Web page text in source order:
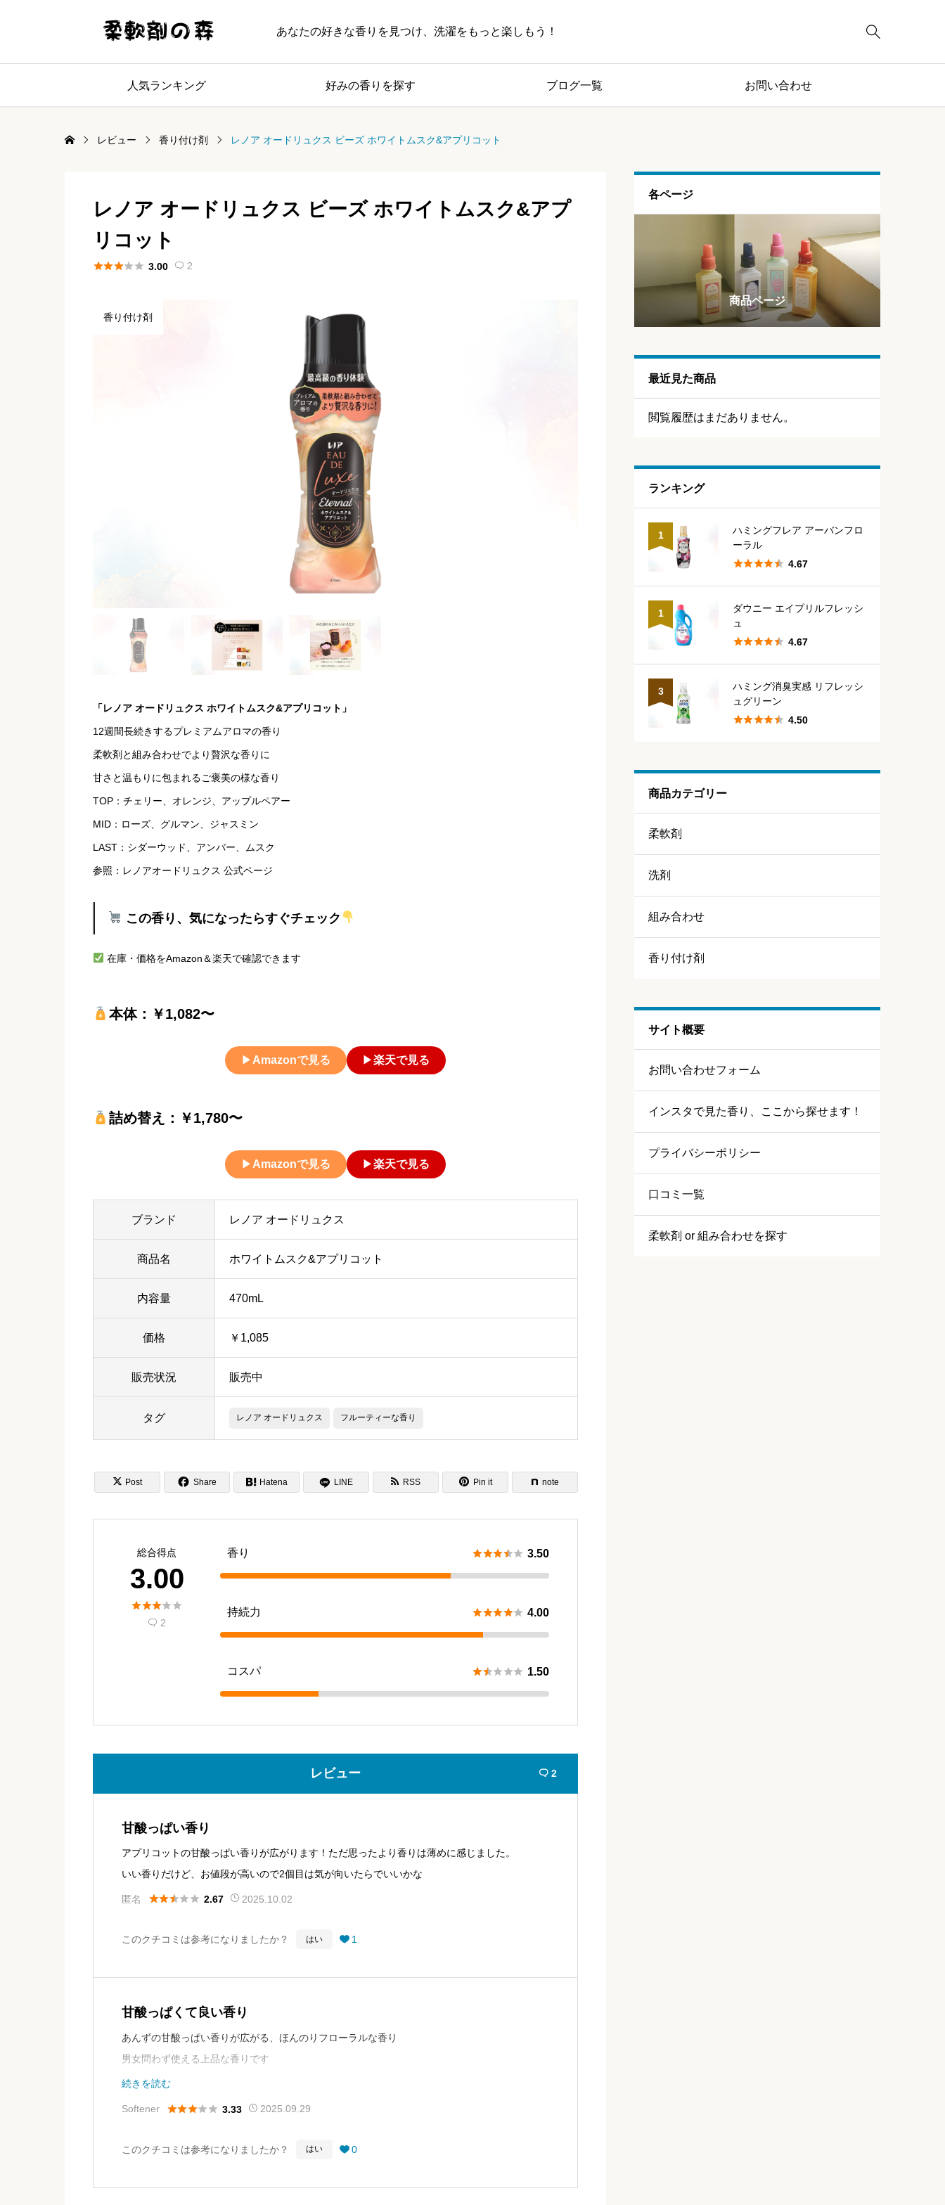
あなたの好きな香りを見つけ、洗濯をもっと楽しもう！ 
人気ランキング 好みの香りを探す ブログ一覧 お問い合わせ
レビュー 香り付け剤 レノア オードリュクス ビーズ ホワイトムスク&アプリコット
レノア オードリュクス ビーズ ホワイトムスク&アプ
リコット
 3.00  2
香り付け剤
「レノア オードリュクス ホワイトムスク&アプリコット」
12週間長続きするプレミアムアロマの香り
柔軟剤と組み合わせでより贅沢な香りに
甘さと温もりに包まれるご褒美の様な香り
TOP：チェリー、オレンジ、アップルペアー
MID：ローズ、グルマン、ジャスミン
LAST：シダーウッド、アンバー、ムスク
参照：レノアオードリュクス 公式ページ
この香り、気になったらすぐチェック
在庫・価格をAmazon＆楽天で確認できます
本体：￥1,082〜
▶ Amazonで見る ▶楽天で見る
詰め替え：￥1,780〜
▶ Amazonで見る ▶楽天で見る
ブランド レノア オードリュクス
商品名 ホワイトムスク&アプリコット
内容量 470mL
価格 ￥1,085
販売状況 販売中
タグ レノア オードリュクス フルーティーな香り
 Post  Share  Hatena LINE  RSS  Pin it note
総合得点
3.00

 2
香り  3.50
持続力  4.00
コスパ  1.50
レビュー  2
甘酸っぱい香り
アプリコットの甘酸っぱい香りが広がります！ただ思ったより香りは薄めに感じました。
いい香りだけど、お値段が高いので2個目は気が向いたらでいいかな
匿名  2.67 2025.10.02
このクチコミは参考になりましたか？ はい  1
甘酸っぱくて良い香り
あんずの甘酸っぱい香りが広がる、ほんのりフローラルな香り
男女問わず使える上品な香りです
ただ、あまりにも値段が高すぎる！
続きを読む
Softener  3.33 2025.09.29
このクチコミは参考になりましたか？ はい  0
各ページ
ランキング
商品ページ
ブログページ
最近見た商品
閲覧履歴はまだありません。
ランキング
1
ハミングフレア アーバンフロ
ーラル
 4.67
1
ダウニー エイプリルフレッシ
ュ
 4.67
3
ハミング消臭実感 リフレッシ
ュグリーン
 4.50
商品カテゴリー
柔軟剤
洗剤
組み合わせ
香り付け剤
サイト概要
お問い合わせフォーム
インスタで見た香り、ここから探せます！
プライバシーポリシー
口コミ一覧
柔軟剤 or 組み合わせを探す